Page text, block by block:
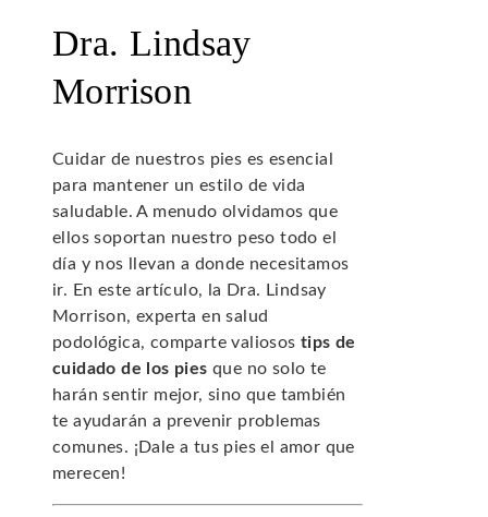
Dra. Lindsay
Morrison
Cuidar de nuestros pies es esencial
para mantener un estilo de vida
saludable. A menudo olvidamos que
ellos soportan nuestro peso todo el
día y nos llevan a donde necesitamos
ir. En este artículo, la Dra. Lindsay
Morrison, experta en salud
podológica, comparte valiosos tips de
cuidado de los pies que no solo te
harán sentir mejor, sino que también
te ayudarán a prevenir problemas
comunes. ¡Dale a tus pies el amor que
merecen!